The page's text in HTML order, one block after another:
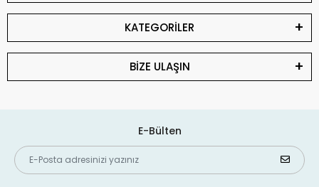
KATEGORİLER
BİZE ULAŞIN
E-Bülten